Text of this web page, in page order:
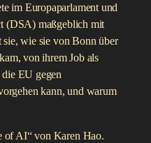
im Europaparlament und
(DSA) maßgeblich mit
sie, wie sie von Bonn über
von ihrem Job als
EU gegen
kann, und warum
of AI“ von Karen Hao.